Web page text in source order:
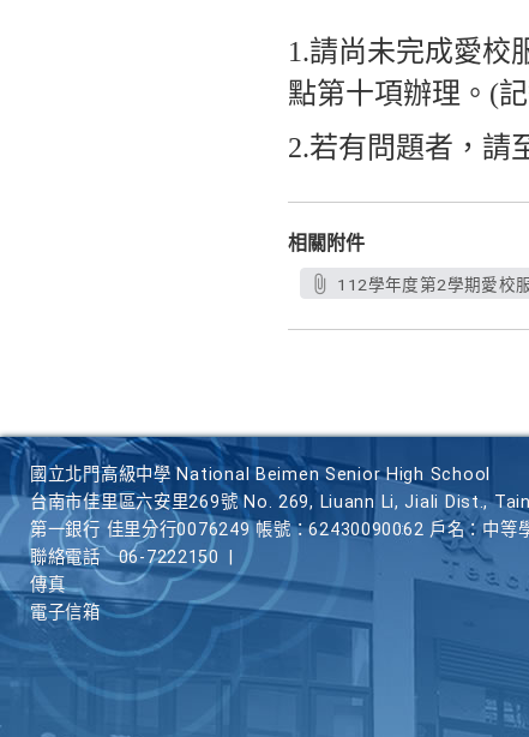
1.請尚未完成愛校
點第十項辦理。(
2.若有問題者，請
相關附件
112學年度第2學期愛校
國立北門高級中學 National Beimen Senior High School
台南市佳里區六安里269號 No. 269, Liuann Li, Jiali Dist.,
第一銀行 佳里分行0076249 帳號：62430090062 戶名：中等
聯絡電話
06-7222150
傳真
電子信箱